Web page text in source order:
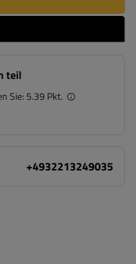
teil
Sie: 5.39 Pkt.
+4932213249035